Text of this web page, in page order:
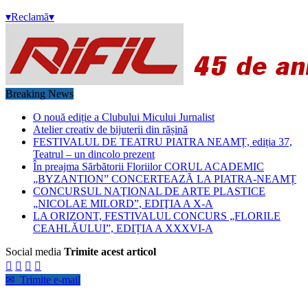
▾Reclamă▾
Breaking News
O nouă ediție a Clubului Micului Jurnalist
Atelier creativ de bijuterii din rășină
FESTIVALUL DE TEATRU PIATRA NEAMȚ, ediția 37,
Teatrul – un dincolo prezent
În preajma Sărbătorii Floriilor CORUL ACADEMIC
„BYZANTION” CONCERTEAZĂ LA PIATRA-NEAMȚ
CONCURSUL NAŢIONAL DE ARTE PLASTICE
„NICOLAE MILORD”, EDIŢIA A X-A
LA ORIZONT, FESTIVALUL CONCURS „FLORILE
CEAHLĂULUI”, EDIȚIA A XXXVI-A
Social media Trimite acest articol
   
✉ Trimite e-mail